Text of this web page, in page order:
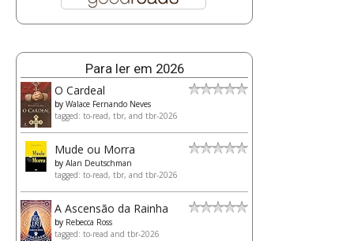
Para ler em 2026
O Cardeal
by Walace Fernando Neves
tagged: to-read, tbr, and tbr-2026
Mude ou Morra
by Alan Deutschman
tagged: to-read, tbr, and tbr-2026
A Ascensão da Rainha
by Rebecca Ross
tagged: to-read and tbr-2026